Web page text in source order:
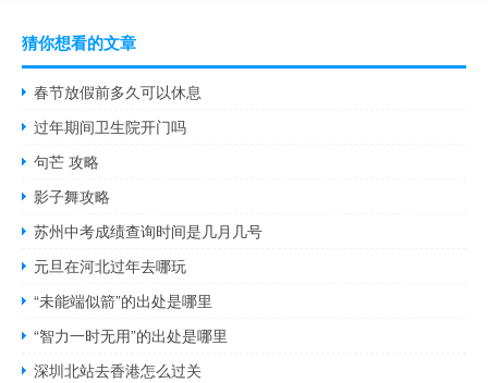
猜你想看的文章
春节放假前多久可以休息
过年期间卫生院开门吗
句芒 攻略
影子舞攻略
苏州中考成绩查询时间是几月几号
元旦在河北过年去哪玩
“未能端似箭”的出处是哪里
“智力一时无用”的出处是哪里
深圳北站去香港怎么过关